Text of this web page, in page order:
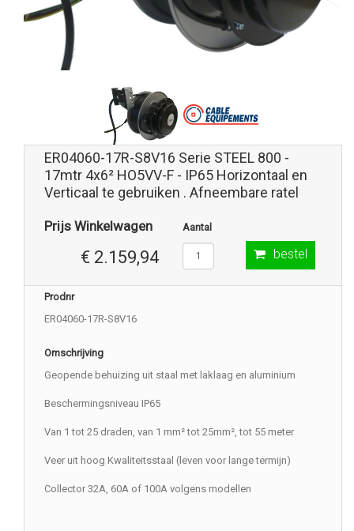
ER04060-17R-S8V16 Serie STEEL 800 -
17mtr 4x6² HO5VV-F - IP65 Horizontaal en
Verticaal te gebruiken . Afneembare ratel
Prijs Winkelwagen
€ 2.159,94
Aantal
bestel
Prodnr
ER04060-17R-S8V16
Omschrijving
Geopende behuizing uit staal met laklaag en aluminium
Beschermingsniveau IP65
Van 1 tot 25 draden, van 1 mm² tot 25mm², tot 55 meter
Veer uit hoog Kwaliteitsstaal (leven voor lange termijn)
Collector 32A, 60A of 100A volgens modellen